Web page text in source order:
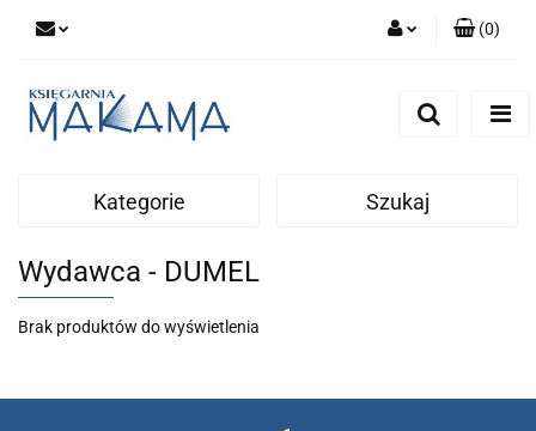
(0)
Kategorie Szukaj
Wydawca - DUMEL
Brak produktów do wyświetlenia